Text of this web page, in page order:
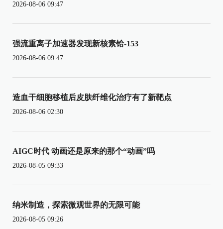
2026-08-06 09:47
强流重离子加速器发现新核素铪-153
2026-08-06 09:47
造血干细胞移植后皮肤纤维化治疗有了新靶点
2026-08-06 02:30
AIGC时代 动画还是原来的那个“动画”吗
2026-08-05 09:33
纳米制造，探索微观世界的无限可能
2026-08-05 09:26